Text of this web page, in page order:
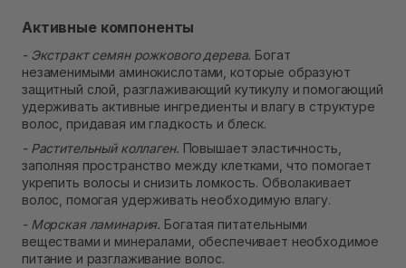
Активные компоненты
- Экстракт семян рожкового дерева. Богат
незаменимыми аминокислотами, которые образуют
защитный слой, разглаживающий кутикулу и помогающий
удерживать активные ингредиенты и влагу в структуре
волос, придавая им гладкость и блеск.
- Растительный коллаген. Повышает эластичность,
заполняя пространство между клетками, что помогает
укрепить волосы и снизить ломкость. Обволакивает
волос, помогая удерживать необходимую влагу.
- Морская ламинария. Богатая питательными
веществами и минералами, обеспечивает необходимое
питание и разглаживание волос.